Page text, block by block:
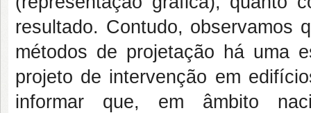
resultado. Contudo, observamos
métodos de projetação há uma
projeto de intervenção em
informar que, em âmbito